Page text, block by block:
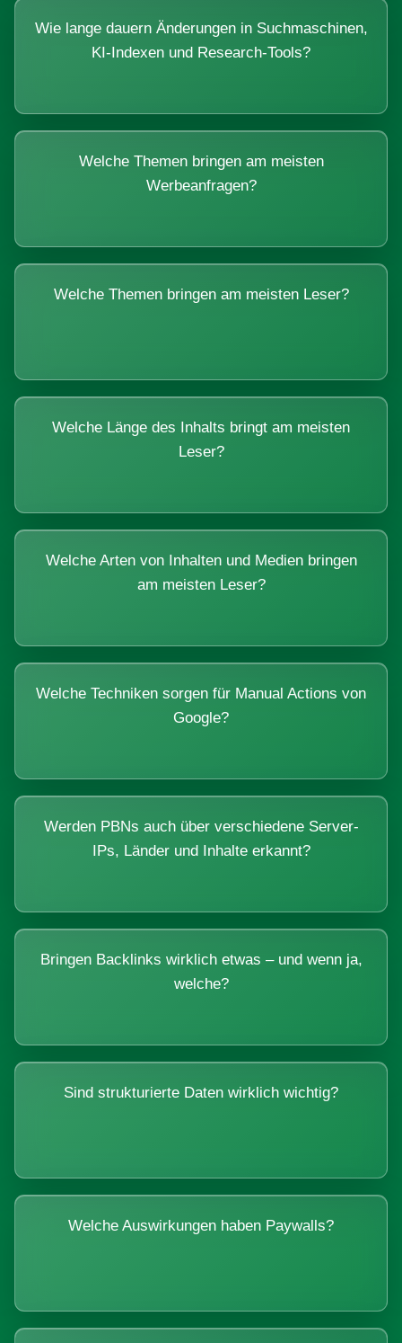
Wie lange dauern Änderungen in Suchmaschinen,
KI-Indexen und Research-Tools?
Welche Themen bringen am meisten
Werbeanfragen?
Welche Themen bringen am meisten Leser?
Welche Länge des Inhalts bringt am meisten
Leser?
Welche Arten von Inhalten und Medien bringen
am meisten Leser?
Welche Techniken sorgen für Manual Actions von
Google?
Werden PBNs auch über verschiedene Server-
IPs, Länder und Inhalte erkannt?
Bringen Backlinks wirklich etwas – und wenn ja,
welche?
Sind strukturierte Daten wirklich wichtig?
Welche Auswirkungen haben Paywalls?